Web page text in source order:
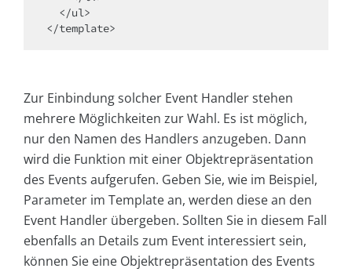
</template>
Zur Einbindung solcher Event Handler stehen
mehrere Möglichkeiten zur Wahl. Es ist möglich,
nur den Namen des Handlers anzugeben. Dann
wird die Funktion mit einer Objektrepräsentation
des Events aufgerufen. Geben Sie, wie im Beispiel,
Parameter im Template an, werden diese an den
Event Handler übergeben. Sollten Sie in diesem Fall
ebenfalls an Details zum Event interessiert sein,
können Sie eine Objektrepräsentation des Events